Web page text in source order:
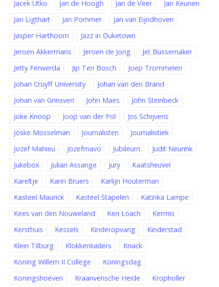
Jacek Utko
Jan de Hoogh Jan de Veer
Jan Keunen
Jan Ligthart
Jan Pommer
Jan van Eijndhoven
Jasper Harthoorn
Jazz in Duketown
Jeroen Akkermans
Jeroen de Jong
Jet Bussemaker
Jetty Ferwerda
Jip Ten Bosch
Joep Trommelen
Johan Cruyff University
Johan van den Brand
Johan van Grinsven
John Maes
John Steinbeck
Joke Knoop
Joop van der Pol
Jos Schijvens
Joske Mosselman
Journalisten
Journalistiek
Jozef Mahieu
Jozefmavo Jubileum
Judit Neurink
Jukebox
Julian Assange Jury
Kaatsheuvel
Kareltje
Karin Bruers
Karlijn Houterman
Kasteel Maurick
Kasteel Stapelen
Katinka Lampe
Kees van den Nouweland
Ken Loach
Kermis
Kersthuis
Kessels Kinderopvang
Kinderstad
Klein Tilburg
Klokkenluiders
Knack
Koning Willem II College
Koningsdag
Koningshoeven
Kraanvensche Heide Kropholler